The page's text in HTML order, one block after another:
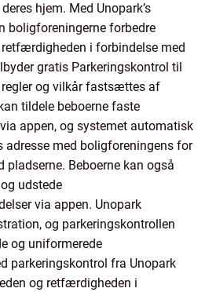
hjem. Med Unopark’s
boligforeningerne forbedre
i forbindelse med
gratis Parkeringskontrol til
regler og vilkår fastsættes af
tildele beboerne faste
appen, og systemet automatisk
adresse med boligforeningens for
pladserne. Beboerne kan også
udstede
via appen. Unopark
og parkeringskontrollen
og uniformerede
parkeringskontrol fra Unopark
og retfærdigheden i